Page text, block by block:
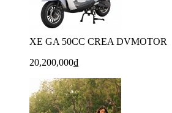
XE GA 50CC CREA DVMOTOR
20,200,000₫